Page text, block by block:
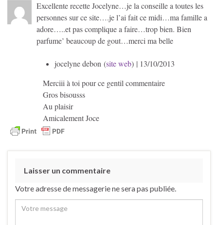
Excellente recette Jocelyne…je la conseille a toutes les
personnes sur ce site….je l’ai fait ce midi…ma famille a
adore…..et pas complique a faire…trop bien. Bien
parfume’ beaucoup de gout…merci ma belle
jocelyne debon (site web) | 13/10/2013
Merciii à toi pour ce gentil commentaire
Gros bisousss
Au plaisir
Amicalement Joce
Laisser un commentaire
Votre adresse de messagerie ne sera pas publiée.